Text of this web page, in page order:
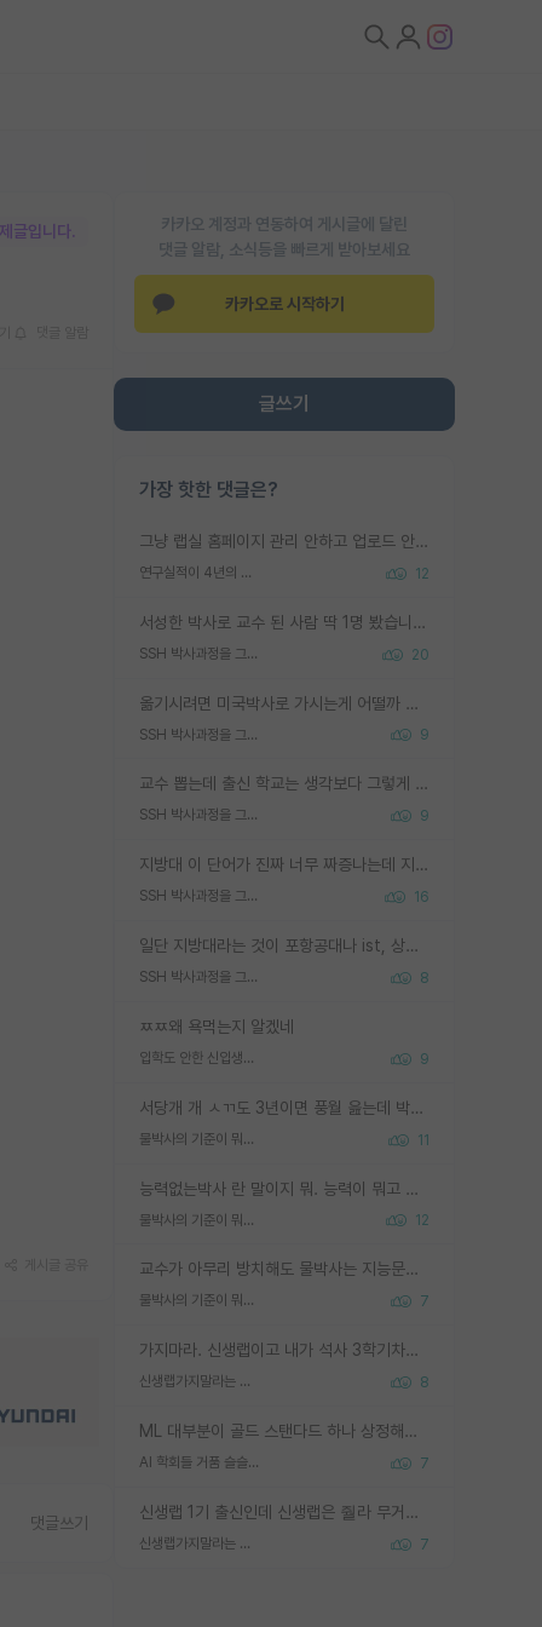
카카오 계정과 연동하여 게시글에 달린
댓글 알람, 소식등을 빠르게 받아보세요
카카오로 시작하기
글쓰기
가장 핫한 댓글은?
그냥 랩실 홈페이지 관리 안하고 업로드 안한거 아님?
연구실적이 4년의 공백이 있는거 어떻게 생각하냐 12
서성한 박사로 교수 된 사람 딱 1명 봤습니다. 근데 지방대 박사로 교수된 거는 기적이 일어나야되요. 서성한 학부부터여도 빡센게 교수임용일텐데 지방대박사로 무슨 교수가 되나요...... 중소기업/중견기업 팀장급/연구소장급이나 될거 같네요.
SSH 박사과정을 그만두고 지방대 박사로 옮기면 교수의 꿈은 끝일까요? 20
옮기시려면 미국박사로 가시는게 어떨까 싶네요. 교수가 꿈이면 미국박사 하고 미국교수 까지 같이 노리시는게 기회가 많지 않을까요?
SSH 박사과정을 그만두고 지방대 박사로 옮기면 교수의 꿈은 끝일까요? 9
교수 뽑는데 출신 학교는 생각보다 그렇게 안 봄. 앞으로는 더 안 보게 될거임. 박사는 어디서 진행해도 됨. 단, 제대로 쌓고 좋은 실적 만들 수 있다면. 그런데 지방대는 그럴 가능성이 지극히 낮음. 나만 열심히 잘 하면 된다? 인간은 주변 환경에 지배되는 나약한 존재임. 주변의 지방대 대학원생과 섞이고 지방 특유의 여유로움 또는 나쁘게 얘기해서 나태함에 젖어 살다보면 교수의 꿈 자체를 잊어버리게 될 가능성도 있음. 주변 환경이 70~80%임.
SSH 박사과정을 그만두고 지방대 박사로 옮기면 교수의 꿈은 끝일까요? 9
지방대 이 단어가 진짜 너무 짜증나는데 지방대면 다 그냥 쓰레기인가요? 무슨 말 같지도 않은 댓글들이 있는건지??? 지방에도 충분히 좋은 대학 많고 충분히 잘하는 교수님들 많습니다 포항공대 4개 IST 대표 지거국들 여기 모두 다 지방에 있고 여기 출신들 중에 교수하는 분들 적지 않습니다 지거국 출신이 무슨 교수를 하냐?라고 생각할 사람들 많은데 상위 대표 지거국에 아웃라이어들 많습니다 결국 개인의 연구역량과 실적이 중요합니다 이 역량을 펼치는데 있어서 지도교수와의 합도 중요합니다. 그리고 경력이 필요하면 해외포닥까지 다녀오세요
SSH 박사과정을 그만두고 지방대 박사로 옮기면 교수의 꿈은 끝일까요? 16
일단 지방대라는 것이 포항공대나 ist, 상위 지거국은 아니라고 생각하겠습니다. 그런곳은 서성한에 비해 소위 대학 네임밸류가 크게 뒤떨어지지는 않으니까요. 대학 이름이 중요하냐? 당연합니다. 대학 이름이 좋아서 좋은 아웃풋이 나오는 것이냐, 좋은 대학은 좋은 사람과 좋은 기회가 몰려있으니 아웃풋도 자연스럽게 좋아지는 것이냐? 대답하기 어려운 문제입니다. 아직 한국 사회에서 학벌을 보는 것도, 특히 이공계를 중심으로 학벌보다는 실적 위주라는 분위기가 형성되는 것도 사실입니다. 지방대 출신으로 전임교수가 될수 있느냐? 가능 불가능을 따지면 당연히 가능입니다. 지방대 박사 출신으로 전임교원이 된 경우가 실제로 있으니까요. 현실적인 가능성이 있느냐? 지금 이정도 대학의 교수가 되고싶다고 생각되는 대학 들어가서 컴공과 교수 목록 켜고 박사 어디서 받았는지 쭉 한번 보세요. 냉정하게 지방대 출신인 분들이 많지는 않으실겁니다.
SSH 박사과정을 그만두고 지방대 박사로 옮기면 교수의 꿈은 끝일까요? 8
ㅉㅉ왜 욕먹는지 알겠네
입학도 안한 신입생이 원래 관심을 받나요 9
서당개 개 ㅅㄲ도 3년이면 풍월 읊는데 박사 5년 이상 대리고 있으면서 물된건 교수 탓 맞는ㄱ게 거기가 서당이 아니란 소리임
물박사의 기준이 뭐임? 11
능력없는박사 란 말이지 뭐. 능력이 뭐고 능력이 있다는게 뭔지는 사람마다 기준이 다르니까 얘기해봐야 서로 자기 기준만 얘기해서 논쟁이 끝이 안나고. 주위에서 능력있고 야심있는 신입생이 교수가 유의미한 피드백을 아예 안주면서 제대로된 과제에 참여해볼 기회도 제공하지 않고 잡일 뺑뺑이만 돌려서 맨날 단순작업만 하면서 밤새다가 눈빛이 점점 죽어가는걸 본 사람은 물박사는 교수탓이라고 하고, 교수는 이것저것 알려도 주고 기회도 주고 사수 동기 붙여주면서 어떻게든 끌고가려고 하는데 본인이 매일 뺀질거리면서 출근 하는둥마는둥 하다가 기껏 와서도 폰이나 쳐다보다가 실험 망치고 저녁약속있어서 먼저 가볼게요~ 하는걸 본 사람은 물박사는 본인탓이라고 함.
물박사의 기준이 뭐임? 12
교수가 아무리 방치해도 물박사는 지능문제고 본인 의지 문제임. 만물 교수탓 하는 애들이 이상한거임.
물박사의 기준이 뭐임? 7
가지마라. 신생랩이고 내가 석사 3학기차인데 최고참인데 나도 아무것도 모르는데 교수가 후배들 왜 논문 교육 안시키냐. 논문 왜 안 써오냐 닦달한다
신생랩가지말라는 이유가 있었구나 8
ML 대부분이 골드 스탠다드 하나 상정해놓고 (벤치마크 데이터셋이 여러 개면 여러 개 상정) 그거 얼마나 잘 맞추나 싸움임 가끔 번뜩이는 설계 철학을 보여주는 논문들도 있지만 대부분 그거 성적 얼마나 더 올리느라에 혈안이 되어 있는 측면이 잇음
AI 학회들 거품 슬슬 지적이 나오네요 7
신생랩 1기 출신인데 신생랩은 줠라 무거운 바벨 같은거임. 들면 대박인데 못들면 깔려 죽음. 아무도 알려주지 않는 환경에서 자생해야하지만, 일단 살아남았다면 그 어떤 사람보다 악착같고 생존력 높은 사람으로 거듭날 수 있음
신생랩가지말라는 이유가 있었구나 7
글입니다.
댓글쓰기